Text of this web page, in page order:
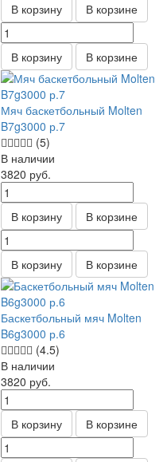
В корзину В корзине
В корзину В корзине
Мяч баскетбольный Molten
B7g3000 р.7
(5)
В наличии
3820 руб.
В корзину В корзине
В корзину В корзине
Баскетбольный мяч Molten
B6g3000 р.6
(4.5)
В наличии
3820 руб.
В корзину В корзине